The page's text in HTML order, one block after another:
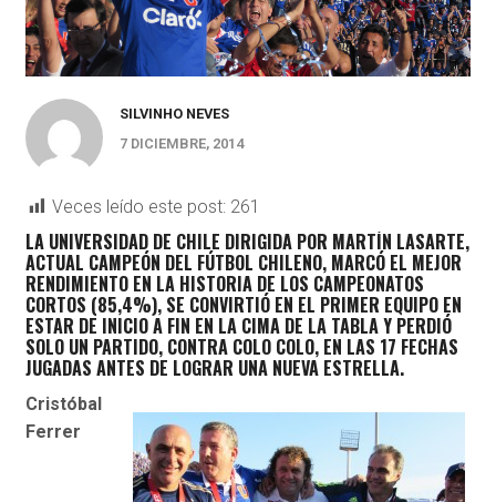
SILVINHO NEVES
7 DICIEMBRE, 2014
Veces leído este post: 261
LA UNIVERSIDAD DE CHILE DIRIGIDA POR MARTÍN LASARTE,
ACTUAL CAMPEÓN DEL FÚTBOL CHILENO, MARCÓ EL MEJOR
RENDIMIENTO EN LA HISTORIA DE LOS CAMPEONATOS
CORTOS (85,4%), SE CONVIRTIÓ EN EL PRIMER EQUIPO EN
ESTAR DE INICIO A FIN EN LA CIMA DE LA TABLA Y PERDIÓ
SOLO UN PARTIDO, CONTRA COLO COLO, EN LAS 17 FECHAS
JUGADAS ANTES DE LOGRAR UNA NUEVA ESTRELLA.
Cristóbal
Ferrer